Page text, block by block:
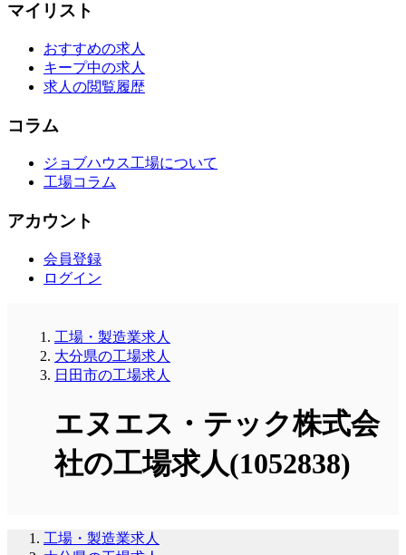
マイリスト
おすすめの求人
キープ中の求人
求人の閲覧履歴
コラム
ジョブハウス工場について
工場コラム
アカウント
会員登録
ログイン
工場・製造業求人
大分県の工場求人
日田市の工場求人
エヌエス・テック株式会
社の工場求人(1052838)
工場・製造業求人